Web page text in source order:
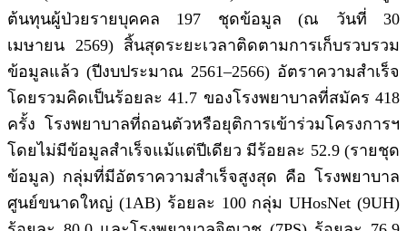
ต้นทุนผู้ป่วยรายบุคคล 197 ชุดข้อมูล (ณ วันที่ 30
เมษายน 2569) สิ้นสุดระยะเวลาติดตามการเก็บรวบรวม
ข้อมูลแล้ว (ปีงบประมาณ 2561–2566) อัตราความสำเร็จ
โดยรวมคิดเป็นร้อยละ 41.7 ของโรงพยาบาลที่สมัคร 418
ครั้ง โรงพยาบาลที่ถอนตัวหรือยุติการเข้าร่วมโครงการฯ
โดยไม่มีข้อมูลสำเร็จแม้แต่ปีเดียว มีร้อยละ 52.9 (รายชุด
ข้อมูล) กลุ่มที่มีอัตราความสำเร็จสูงสุด คือ โรงพยาบาล
ศูนย์ขนาดใหญ่ (1AB) ร้อยละ 100 กลุ่ม UHosNet (9UH)